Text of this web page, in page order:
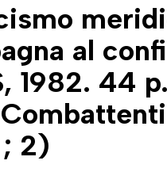
al
1982. 44
2)